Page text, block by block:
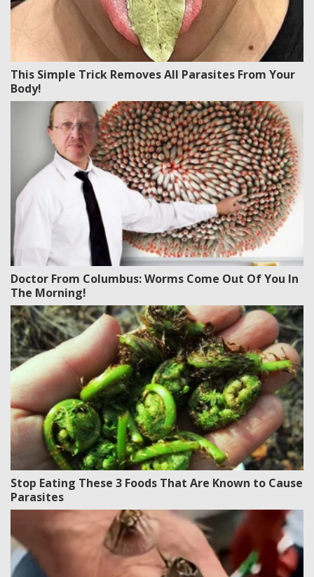
This Simple Trick Removes All Parasites From Your
Body!
Doctor From Columbus: Worms Come Out Of You In
The Morning!
Stop Eating These 3 Foods That Are Known to Cause
Parasites